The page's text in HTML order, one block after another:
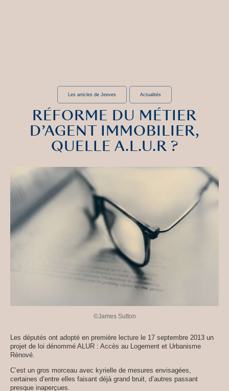
Les articles de Jeeves Actualités
RÉFORME DU MÉTIER
D’AGENT IMMOBILIER,
QUELLE A.L.U.R ?
©James Sutton
Les députés ont adopté en première lecture le 17 septembre 2013 un
projet de loi dénommé ALUR : Accès au Logement et Urbanisme
Rénové.
C’est un gros morceau avec kyrielle de mesures envisagées,
certaines d’entre elles faisant déjà grand bruit, d’autres passant
presque inaperçues.